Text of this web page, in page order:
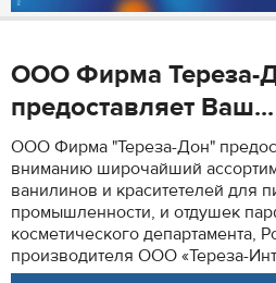
ООО Фирма Тереза-
предоставляет Ваш...
ООО Фирма "Тереза-Дон"
вниманию широчайший
ванилинов и краситетелей для
промышленности, и отдушек
косметического департамента,
производителя ООО «Тереза-